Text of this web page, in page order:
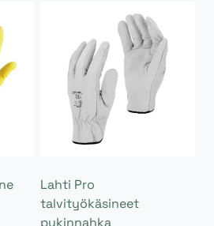
Lahti Pro
talvityökäsineet
pukinnahka